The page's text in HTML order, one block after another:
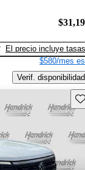
El precio incluye tasas
$580/mes
Verif. disponibilidad